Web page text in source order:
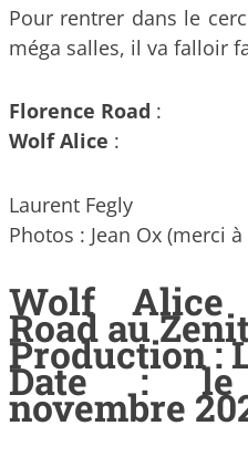
Pour rentrer dans le
méga salles, il va falloir
Florence Road :
Wolf Alice :
Laurent Fegly
Photos : Jean Ox (merci
Wolf Alice
Road au
Production :
Date :
novembre